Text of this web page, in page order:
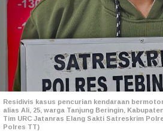
Residivis kasus pencurian kendaraan
alias Ali, 25, warga Tanjung Beringin,
Tim URC Jatanras Elang Sakti Satreskrim
Polres TT)